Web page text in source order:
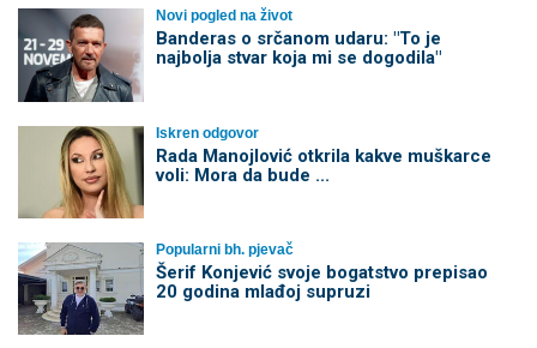
Novi pogled na život
Banderas o srčanom udaru: "To je
najbolja stvar koja mi se dogodila"
Iskren odgovor
Rada Manojlović otkrila kakve muškarce
voli: Mora da bude ...
Popularni bh. pjevač
Šerif Konjević svoje bogatstvo prepisao
20 godina mlađoj supruzi